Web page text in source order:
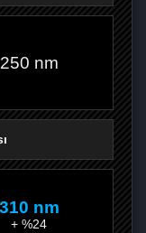
250 nm
310 nm
+ %24